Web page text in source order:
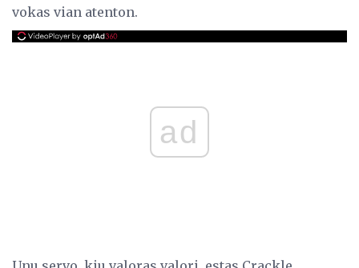
vokas vian atenton.
ad